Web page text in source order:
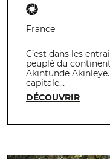
France
C’est dans les
peuplé du
Akintunde Akinleye.
capitale…
DÉCOUVRIR